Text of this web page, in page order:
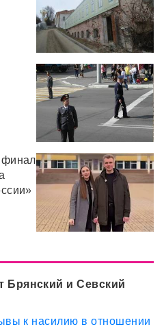
Брянский и Севский
к насилию в отношении